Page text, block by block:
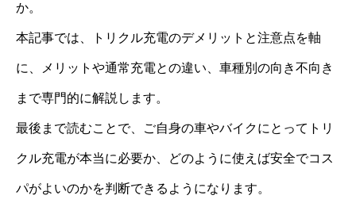
か。
本記事では、トリクル充電のデメリットと注意点を軸
に、メリットや通常充電との違い、車種別の向き不向き
まで専門的に解説します。
最後まで読むことで、ご自身の車やバイクにとってトリ
クル充電が本当に必要か、どのように使えば安全でコス
パがよいのかを判断できるようになります。